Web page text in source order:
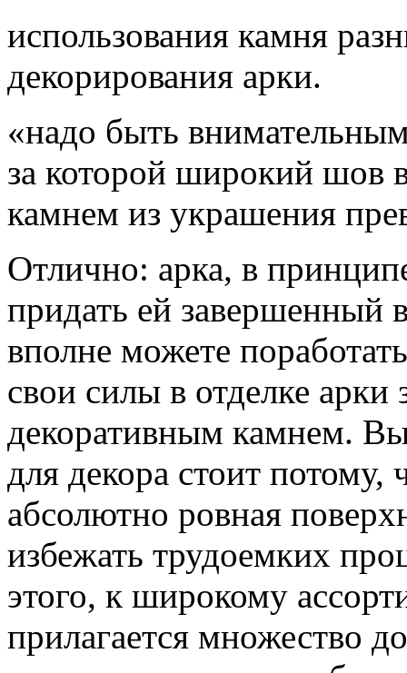
использования камня
декорирования арки.
«надо быть
за которой широкий шов
камнем из украшения
Отлично: арка, в
придать ей завершенный
вполне можете
свои силы в отделке
декоративным камнем.
для декора стоит потому,
абсолютно ровная
избежать трудоемких
этого, к широкому
прилагается множество